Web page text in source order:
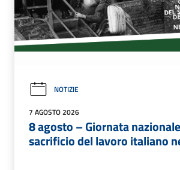
NOTIZIE
7 AGOSTO 2026
8 agosto – Giornata
sacrificio del lavoro italiano